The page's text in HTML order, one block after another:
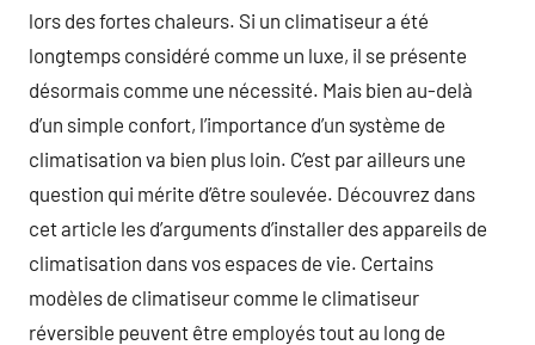
lors des fortes chaleurs. Si un climatiseur a été
longtemps considéré comme un luxe, il se présente
désormais comme une nécessité. Mais bien au-delà
d’un simple confort, l’importance d’un système de
climatisation va bien plus loin. C’est par ailleurs une
question qui mérite d’être soulevée. Découvrez dans
cet article les d’arguments d’installer des appareils de
climatisation dans vos espaces de vie. Certains
modèles de climatiseur comme le climatiseur
réversible peuvent être employés tout au long de